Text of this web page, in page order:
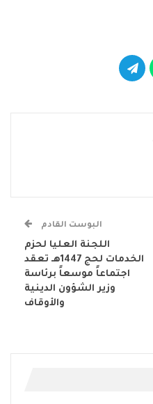
البوست القادم
اللجنة العليا لحزم
الخدمات لحج 1447هـ تعقد
اجتماعاً موسعاً برئاسة
وزير الشؤون الدينية
والأوقاف